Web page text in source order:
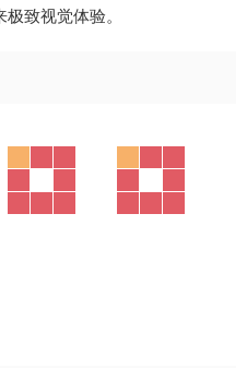
致视觉体验。